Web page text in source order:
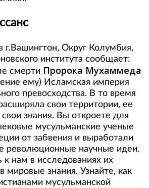
г.Вашингтон, Округ Колумбия,
института сообщает:
смерти Пророка Мухаммеда
ему) Исламская империя
превосходства. В то время
свои территории, ее
знания. Вы откроете для
мусульманские ученые
от забвения и выработали
революционные научные идеи.
к нам в исследованиях их
мировые знания. Узнайте, как
мусульманской